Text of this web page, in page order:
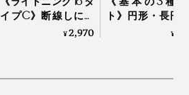
イプC》断線しにく
く丈夫、ひと目でわ
¥2,970
ト》円形・長円
長方形各１個で
¥